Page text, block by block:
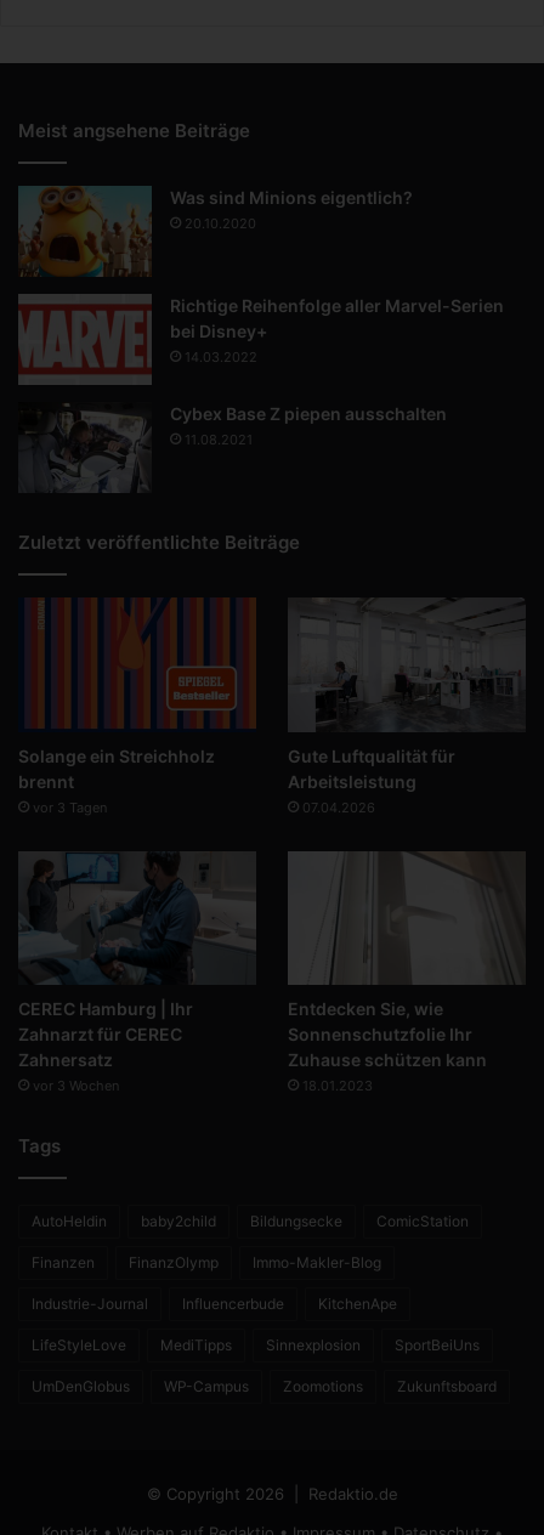
Meist angsehene Beiträge
Was sind Minions eigentlich?
20.10.2020
Richtige Reihenfolge aller Marvel-Serien
bei Disney+
14.03.2022
Cybex Base Z piepen ausschalten
11.08.2021
Zuletzt veröffentlichte Beiträge
Solange ein Streichholz
brennt
vor 3 Tagen
Gute Luftqualität für
Arbeitsleistung
07.04.2026
CEREC Hamburg | Ihr
Zahnarzt für CEREC
Zahnersatz
vor 3 Wochen
Entdecken Sie, wie
Sonnenschutzfolie Ihr
Zuhause schützen kann
18.01.2023
Tags
AutoHeldin baby2child Bildungsecke ComicStation
Finanzen FinanzOlymp Immo-Makler-Blog
Industrie-Journal Influencerbude KitchenApe
LifeStyleLove MediTipps Sinnexplosion SportBeiUns
UmDenGlobus WP-Campus Zoomotions Zukunftsboard
© Copyright 2026 | Redaktio.de